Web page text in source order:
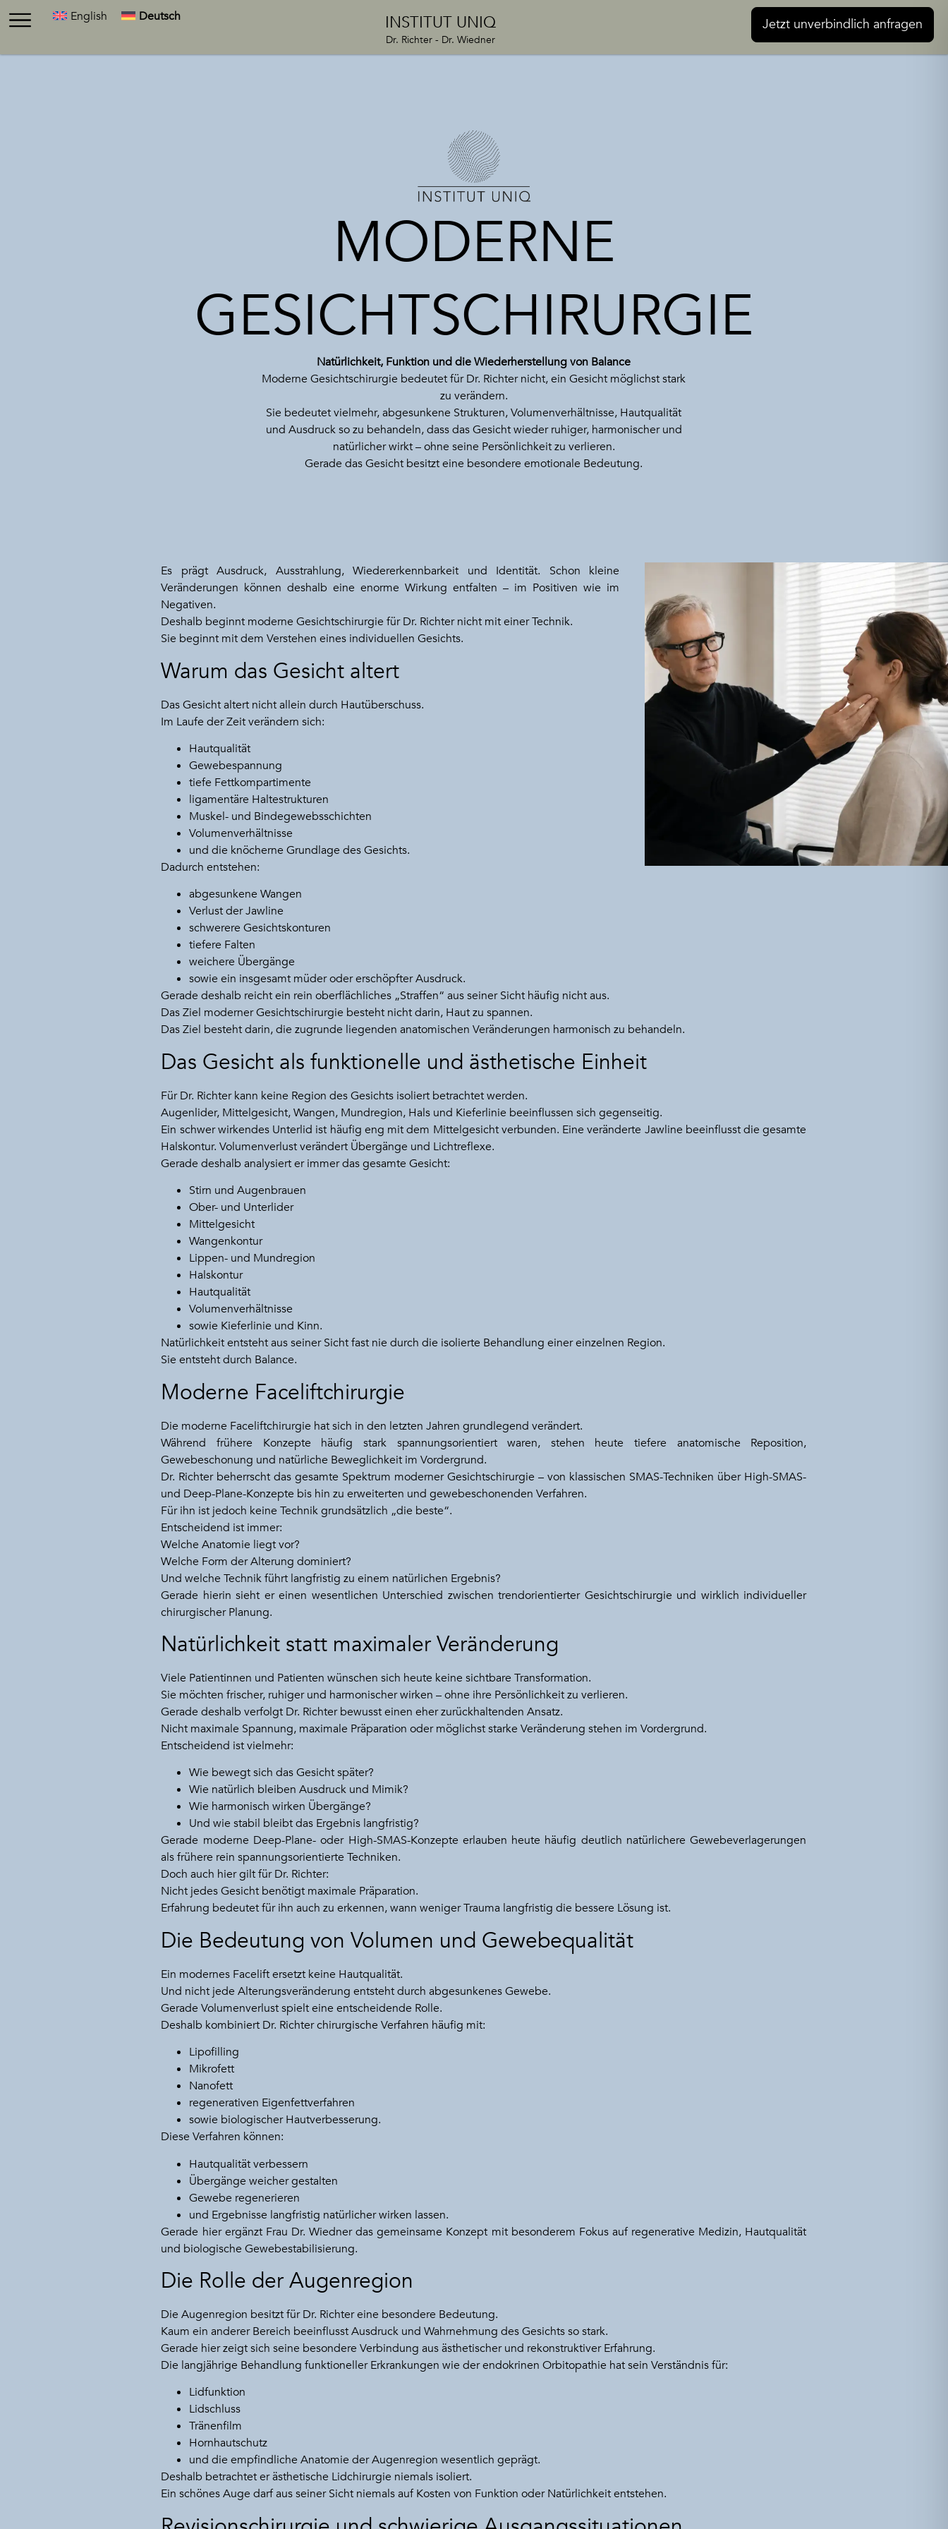
English Deutsch INSTITUT UNIQ
Dr. Richter - Dr. Wiedner
Jetzt unverbindlich anfragen
MODERNE
GESICHTSCHIRURGIE
Natürlichkeit, Funktion und die Wiederherstellung von Balance
Moderne Gesichtschirurgie bedeutet für Dr. Richter nicht, ein Gesicht möglichst stark
zu verändern.
Sie bedeutet vielmehr, abgesunkene Strukturen, Volumenverhältnisse, Hautqualität
und Ausdruck so zu behandeln, dass das Gesicht wieder ruhiger, harmonischer und
natürlicher wirkt – ohne seine Persönlichkeit zu verlieren.
Gerade das Gesicht besitzt eine besondere emotionale Bedeutung.
Es prägt Ausdruck, Ausstrahlung, Wiedererkennbarkeit und Identität. Schon kleine
Veränderungen können deshalb eine enorme Wirkung entfalten – im Positiven wie im
Negativen.
Deshalb beginnt moderne Gesichtschirurgie für Dr. Richter nicht mit einer Technik.
Sie beginnt mit dem Verstehen eines individuellen Gesichts.
Warum das Gesicht altert
Das Gesicht altert nicht allein durch Hautüberschuss.
Im Laufe der Zeit verändern sich:
Hautqualität
Gewebespannung
tiefe Fettkompartimente
ligamentäre Haltestrukturen
Muskel- und Bindegewebsschichten
Volumenverhältnisse
und die knöcherne Grundlage des Gesichts.
Dadurch entstehen:
abgesunkene Wangen
Verlust der Jawline
schwerere Gesichtskonturen
tiefere Falten
weichere Übergänge
sowie ein insgesamt müder oder erschöpfter Ausdruck.
Gerade deshalb reicht ein rein oberflächliches „Straffen“ aus seiner Sicht häufig nicht aus.
Das Ziel moderner Gesichtschirurgie besteht nicht darin, Haut zu spannen.
Das Ziel besteht darin, die zugrunde liegenden anatomischen Veränderungen harmonisch zu behandeln.
Das Gesicht als funktionelle und ästhetische Einheit
Für Dr. Richter kann keine Region des Gesichts isoliert betrachtet werden.
Augenlider, Mittelgesicht, Wangen, Mundregion, Hals und Kieferlinie beeinflussen sich gegenseitig.
Ein schwer wirkendes Unterlid ist häufig eng mit dem Mittelgesicht verbunden. Eine veränderte Jawline beeinflusst die gesamte
Halskontur. Volumenverlust verändert Übergänge und Lichtreflexe.
Gerade deshalb analysiert er immer das gesamte Gesicht:
Stirn und Augenbrauen
Ober- und Unterlider
Mittelgesicht
Wangenkontur
Lippen- und Mundregion
Halskontur
Hautqualität
Volumenverhältnisse
sowie Kieferlinie und Kinn.
Natürlichkeit entsteht aus seiner Sicht fast nie durch die isolierte Behandlung einer einzelnen Region.
Sie entsteht durch Balance.
Moderne Faceliftchirurgie
Die moderne Faceliftchirurgie hat sich in den letzten Jahren grundlegend verändert.
Während frühere Konzepte häufig stark spannungsorientiert waren, stehen heute tiefere anatomische Reposition,
Gewebeschonung und natürliche Beweglichkeit im Vordergrund.
Dr. Richter beherrscht das gesamte Spektrum moderner Gesichtschirurgie – von klassischen SMAS-Techniken über High-SMAS-
und Deep-Plane-Konzepte bis hin zu erweiterten und gewebeschonenden Verfahren.
Für ihn ist jedoch keine Technik grundsätzlich „die beste“.
Entscheidend ist immer:
Welche Anatomie liegt vor?
Welche Form der Alterung dominiert?
Und welche Technik führt langfristig zu einem natürlichen Ergebnis?
Gerade hierin sieht er einen wesentlichen Unterschied zwischen trendorientierter Gesichtschirurgie und wirklich individueller
chirurgischer Planung.
Natürlichkeit statt maximaler Veränderung
Viele Patientinnen und Patienten wünschen sich heute keine sichtbare Transformation.
Sie möchten frischer, ruhiger und harmonischer wirken – ohne ihre Persönlichkeit zu verlieren.
Gerade deshalb verfolgt Dr. Richter bewusst einen eher zurückhaltenden Ansatz.
Nicht maximale Spannung, maximale Präparation oder möglichst starke Veränderung stehen im Vordergrund.
Entscheidend ist vielmehr:
Wie bewegt sich das Gesicht später?
Wie natürlich bleiben Ausdruck und Mimik?
Wie harmonisch wirken Übergänge?
Und wie stabil bleibt das Ergebnis langfristig?
Gerade moderne Deep-Plane- oder High-SMAS-Konzepte erlauben heute häufig deutlich natürlichere Gewebeverlagerungen
als frühere rein spannungsorientierte Techniken.
Doch auch hier gilt für Dr. Richter:
Nicht jedes Gesicht benötigt maximale Präparation.
Erfahrung bedeutet für ihn auch zu erkennen, wann weniger Trauma langfristig die bessere Lösung ist.
Die Bedeutung von Volumen und Gewebequalität
Ein modernes Facelift ersetzt keine Hautqualität.
Und nicht jede Alterungsveränderung entsteht durch abgesunkenes Gewebe.
Gerade Volumenverlust spielt eine entscheidende Rolle.
Deshalb kombiniert Dr. Richter chirurgische Verfahren häufig mit:
Lipofilling
Mikrofett
Nanofett
regenerativen Eigenfettverfahren
sowie biologischer Hautverbesserung.
Diese Verfahren können:
Hautqualität verbessern
Übergänge weicher gestalten
Gewebe regenerieren
und Ergebnisse langfristig natürlicher wirken lassen.
Gerade hier ergänzt Frau Dr. Wiedner das gemeinsame Konzept mit besonderem Fokus auf regenerative Medizin, Hautqualität
und biologische Gewebestabilisierung.
Die Rolle der Augenregion
Die Augenregion besitzt für Dr. Richter eine besondere Bedeutung.
Kaum ein anderer Bereich beeinflusst Ausdruck und Wahrnehmung des Gesichts so stark.
Gerade hier zeigt sich seine besondere Verbindung aus ästhetischer und rekonstruktiver Erfahrung.
Die langjährige Behandlung funktioneller Erkrankungen wie der endokrinen Orbitopathie hat sein Verständnis für:
Lidfunktion
Lidschluss
Tränenfilm
Hornhautschutz
und die empfindliche Anatomie der Augenregion wesentlich geprägt.
Deshalb betrachtet er ästhetische Lidchirurgie niemals isoliert.
Ein schönes Auge darf aus seiner Sicht niemals auf Kosten von Funktion oder Natürlichkeit entstehen.